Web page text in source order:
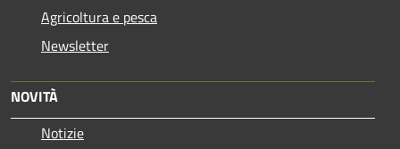
Agricoltura e pesca
Newsletter
NOVITÀ
Notizie